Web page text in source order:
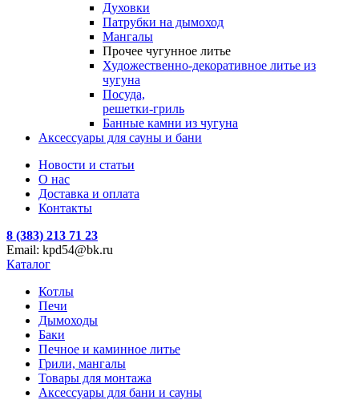
Духовки
Патрубки на дымоход
Мангалы
Прочее чугунное литье
Художественно-декоративное литье из
чугуна
Посуда,
решетки-гриль
Банные камни из чугуна
Аксессуары для сауны и бани
Новости и статьи
О нас
Доставка и оплата
Контакты
8 (383) 213 71 23
Email: kpd54@bk.ru
Каталог
Котлы
Печи
Дымоходы
Баки
Печное и каминное литье
Грили, мангалы
Товары для монтажа
Аксессуары для бани и сауны